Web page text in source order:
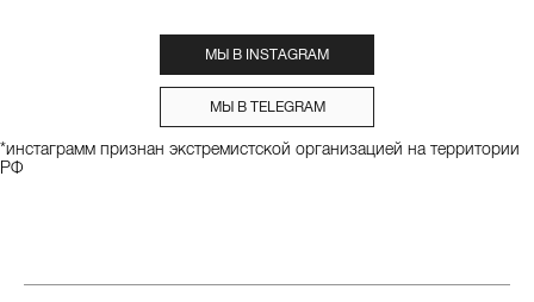
МЫ В INSTAGRAM
МЫ В TELEGRAM
*инстаграмм признан экстремистской организацией на территории
РФ